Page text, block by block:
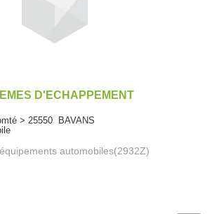
D'ECHAPPEMENT
> 25550 BAVANS
automobiles(2932Z)